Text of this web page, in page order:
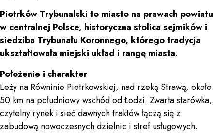
Piotrków Trybunalski to miasto na prawach powiatu
w centralnej Polsce, historyczna stolica sejmików i
siedziba Trybunału Koronnego, którego tradycja
ukształtowała miejski układ i rangę miasta.
Położenie i charakter
Leży na Równinie Piotrkowskiej, nad rzeką Strawą, około
50 km na południowy wschód od Łodzi. Zwarta starówka,
czytelny rynek i sieć dawnych traktów łączą się z
zabudową nowoczesnych dzielnic i stref usługowych.